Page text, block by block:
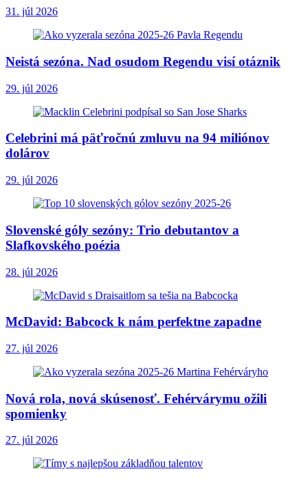
31. júl 2026
Neistá sezóna. Nad osudom Regendu visí otáznik
29. júl 2026
Celebrini má päťročnú zmluvu na 94 miliónov
dolárov
29. júl 2026
Slovenské góly sezóny: Trio debutantov a
Slafkovského poézia
28. júl 2026
McDavid: Babcock k nám perfektne zapadne
27. júl 2026
Nová rola, nová skúsenosť. Fehérvárymu ožili
spomienky
27. júl 2026